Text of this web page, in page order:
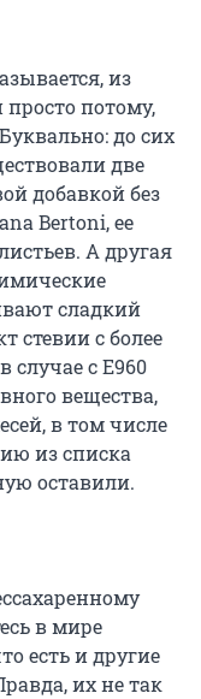
из
потому,
до сих
две
добавкой без
Bertoni, ее
А другая
сладкий
стевии с более
случае с Е960
вещества,
в том числе
из списка
оставили.
в мире
есть и другие
их не так